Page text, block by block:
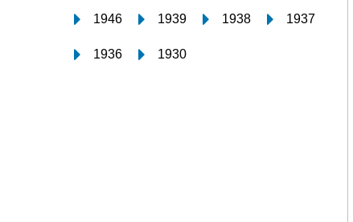
1946 1939 1938 1937
1936 1930